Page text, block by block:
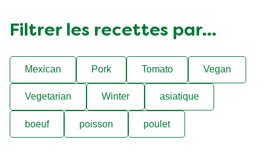
Filtrer les recettes par...
Mexican Pork Tomato Vegan
Vegetarian Winter asiatique
boeuf poisson poulet